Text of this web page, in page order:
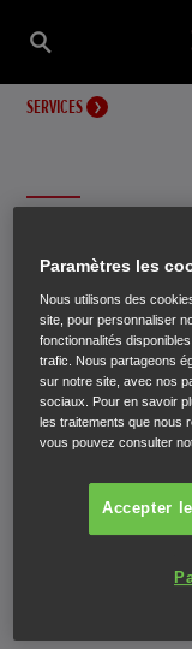
SERVICES
Vous avez choisi
Manuels
Il y a beaucoup à
Paramètres les
Nous utilisons des
site, pour personnaliser
fonctionnalités
trafic. Nous partageons
sur notre site, avec nos
sociaux. Pour en savoir
les traitements que nous
vous pouvez consulter
Accepter